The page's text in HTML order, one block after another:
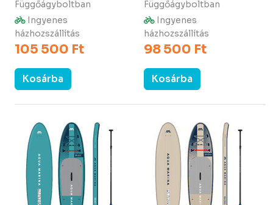
Függőágyboltban
Ingyenes
házhozszállítás
105 500 Ft
Kosárba
Függőágyboltban
Ingyenes
házhozszállítás
98 500 Ft
Kosárba